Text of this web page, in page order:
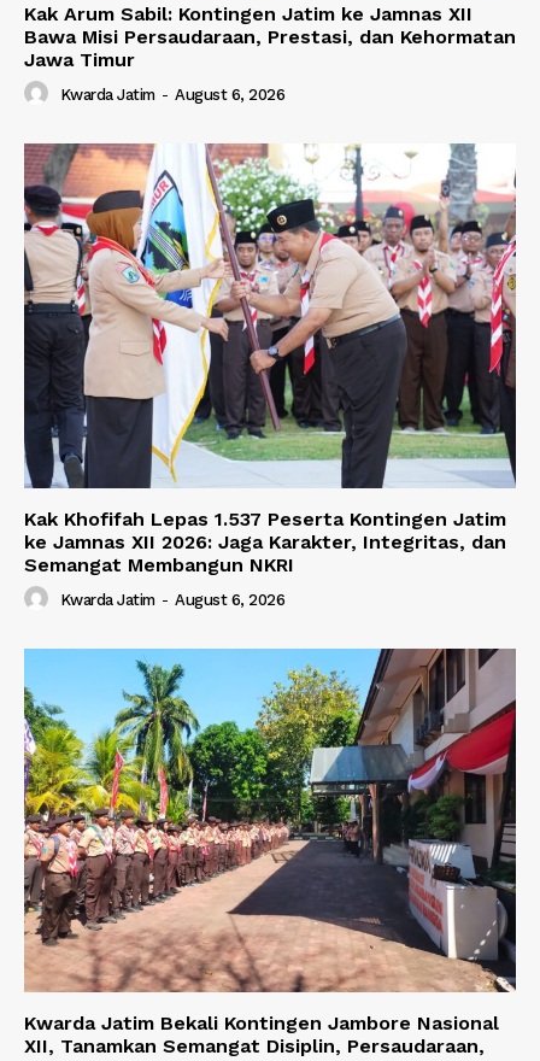
Kak Arum Sabil: Kontingen Jatim ke Jamnas XII
Bawa Misi Persaudaraan, Prestasi, dan Kehormatan
Jawa Timur
Kwarda Jatim - August 6, 2026
Kak Khofifah Lepas 1.537 Peserta Kontingen Jatim
ke Jamnas XII 2026: Jaga Karakter, Integritas, dan
Semangat Membangun NKRI
Kwarda Jatim - August 6, 2026
Kwarda Jatim Bekali Kontingen Jambore Nasional
XII, Tanamkan Semangat Disiplin, Persaudaraan,